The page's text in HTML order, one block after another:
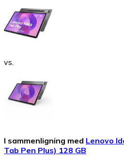
vs.
I sammenligning med Lenovo
Tab Pen Plus) 128 GB